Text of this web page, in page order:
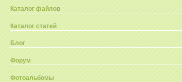
Каталог файлов
Каталог статей
Блог
Форум
Фотоальбомы